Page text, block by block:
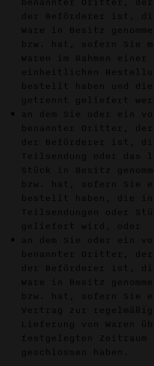
der Beförderer ist,
Ware in Besitz
bzw. hat, sofern Sie
Waren im Rahmen einer
einheitlichen
bestellt haben und
getrennt geliefert
an dem Sie oder ein
benannter Dritter,
der Beförderer ist,
Teilsendung oder das
Stück in Besitz
bzw. hat, sofern Sie
bestellt haben, die in
Teilsendungen oder
geliefert wird, oder
an dem Sie oder ein
benannter Dritter,
der Beförderer ist,
Ware in Besitz
bzw. hat, sofern Sie
Vertrag zur
Lieferung von Waren
festgelegten Zeitraum
geschlossen haben.